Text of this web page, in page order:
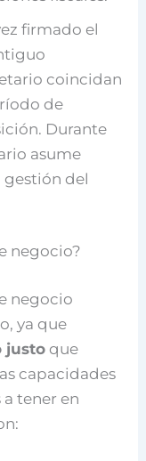
firmado el
coincidan
de
Durante
asume
del
negocio?
negocio
ya que
justo que
capacidades
tener en